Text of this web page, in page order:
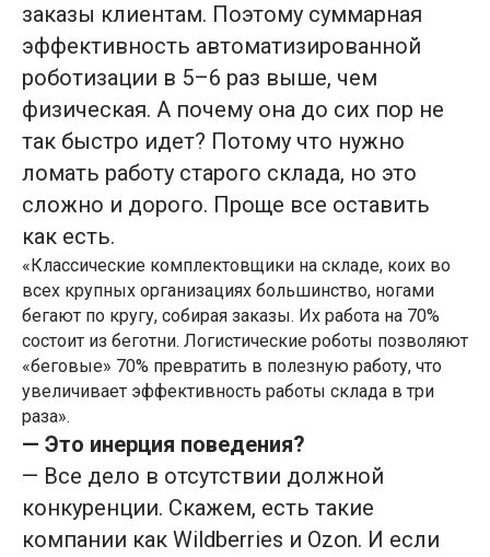
заказы клиентам. Поэтому суммарная
эффективность автоматизированной
роботизации в 5–6 раз выше, чем
физическая. А почему она до сих пор не
так быстро идет? Потому что нужно
ломать работу старого склада, но это
сложно и дорого. Проще все оставить
как есть.
«Классические комплектовщики на складе, коих во
всех крупных организациях большинство, ногами
бегают по кругу, собирая заказы. Их работа на 70%
состоит из беготни. Логистические роботы позволяют
«беговые» 70% превратить в полезную работу, что
увеличивает эффективность работы склада в три
раза».
— Это инерция поведения?
— Все дело в отсутствии должной
конкуренции. Скажем, есть такие
компании как Wildberries и Ozon. И если